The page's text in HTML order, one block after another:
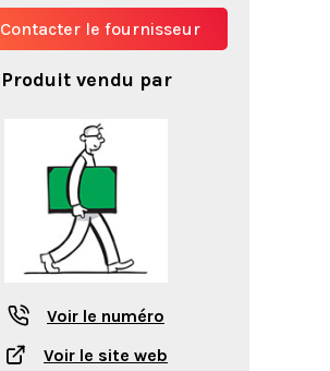
Contacter le fournisseur
Produit vendu par
Voir le numéro
Voir le site web